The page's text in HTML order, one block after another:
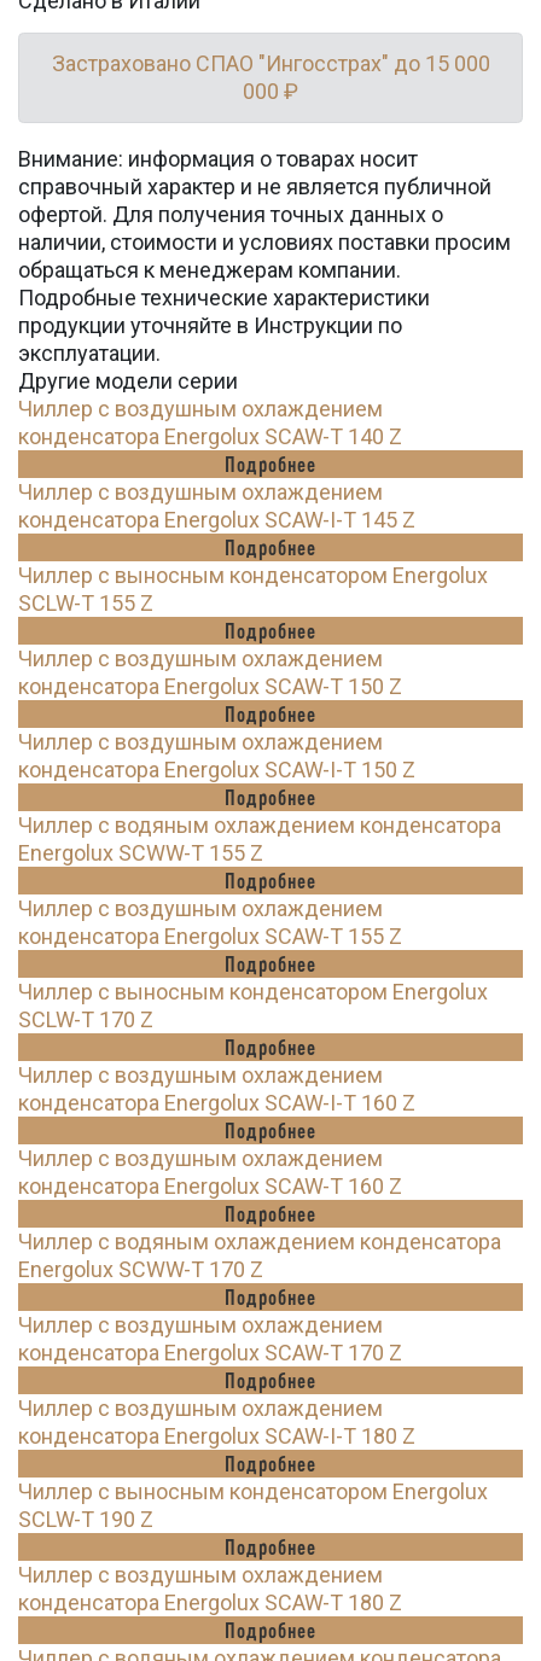
Застраховано СПАО "Ингосстрах" до 15 000
000 ₽
Внимание: информация о товарах носит
справочный характер и не является публичной
офертой. Для получения точных данных о
наличии, стоимости и условиях поставки просим
обращаться к менеджерам компании.
Подробные технические характеристики
продукции уточняйте в Инструкции по
эксплуатации.
Другие модели серии
Чиллер с воздушным охлаждением
конденсатора Energolux SCAW-T 140 Z
Подробнее
Чиллер с воздушным охлаждением
конденсатора Energolux SCAW-I-T 145 Z
Подробнее
Чиллер с выносным конденсатором Energolux
SCLW-T 155 Z
Подробнее
Чиллер с воздушным охлаждением
конденсатора Energolux SCAW-T 150 Z
Подробнее
Чиллер с воздушным охлаждением
конденсатора Energolux SCAW-I-T 150 Z
Подробнее
Чиллер с водяным охлаждением конденсатора
Energolux SCWW-T 155 Z
Подробнее
Чиллер с воздушным охлаждением
конденсатора Energolux SCAW-T 155 Z
Подробнее
Чиллер с выносным конденсатором Energolux
SCLW-T 170 Z
Подробнее
Чиллер с воздушным охлаждением
конденсатора Energolux SCAW-I-T 160 Z
Подробнее
Чиллер с воздушным охлаждением
конденсатора Energolux SCAW-T 160 Z
Подробнее
Чиллер с водяным охлаждением конденсатора
Energolux SCWW-T 170 Z
Подробнее
Чиллер с воздушным охлаждением
конденсатора Energolux SCAW-T 170 Z
Подробнее
Чиллер с воздушным охлаждением
конденсатора Energolux SCAW-I-T 180 Z
Подробнее
Чиллер с выносным конденсатором Energolux
SCLW-T 190 Z
Подробнее
Чиллер с воздушным охлаждением
конденсатора Energolux SCAW-T 180 Z
Подробнее